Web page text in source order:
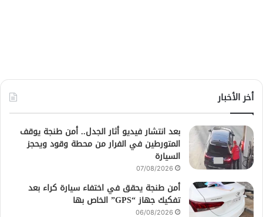
أخر الأخبار
بعد انتشار فيديو أثار الجدل.. أمن طنجة يوقف
المتورطين في الفرار من محطة وقود ويحجز
السيارة
07/08/2026
أمن طنجة يحقق في اختفاء سيارة كراء بعد
تفكيك جهاز “GPS” الخاص بها
06/08/2026